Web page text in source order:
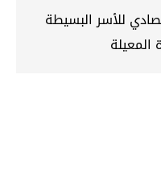
للأسر البسيطة